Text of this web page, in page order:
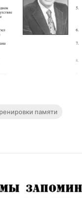
памяти